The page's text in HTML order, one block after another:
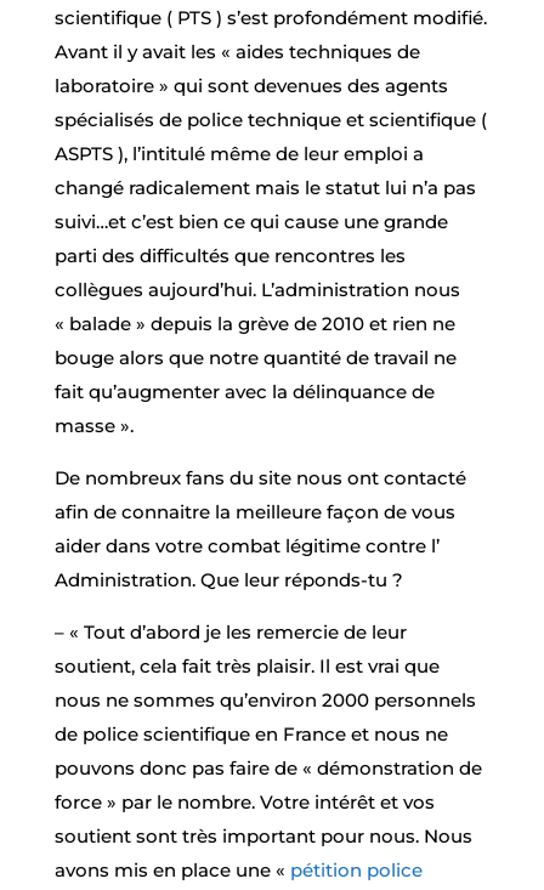
scientifique ( PTS ) s’est profondément modifié.
Avant il y avait les « aides techniques de
laboratoire » qui sont devenues des agents
spécialisés de police technique et scientifique (
ASPTS ), l’intitulé même de leur emploi a
changé radicalement mais le statut lui n’a pas
suivi…et c’est bien ce qui cause une grande
parti des difficultés que rencontres les
collègues aujourd’hui. L’administration nous
« balade » depuis la grève de 2010 et rien ne
bouge alors que notre quantité de travail ne
fait qu’augmenter avec la délinquance de
masse ».
De nombreux fans du site nous ont contacté
afin de connaitre la meilleure façon de vous
aider dans votre combat légitime contre l’
Administration. Que leur réponds-tu ?
– « Tout d’abord je les remercie de leur
soutient, cela fait très plaisir. Il est vrai que
nous ne sommes qu’environ 2000 personnels
de police scientifique en France et nous ne
pouvons donc pas faire de « démonstration de
force » par le nombre. Votre intérêt et vos
soutient sont très important pour nous. Nous
avons mis en place une « pétition police